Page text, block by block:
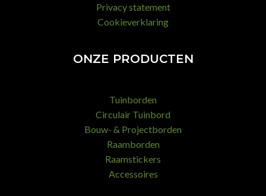
Privacy statement
Cookieverklaring
ONZE PRODUCTEN
Tuinborden
Circulair Tuinbord
Bouw- & Projectborden
Raamborden
Raamstickers
Accessoires